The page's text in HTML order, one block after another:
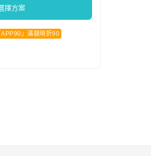
擇方案
APP90」滿額現折90